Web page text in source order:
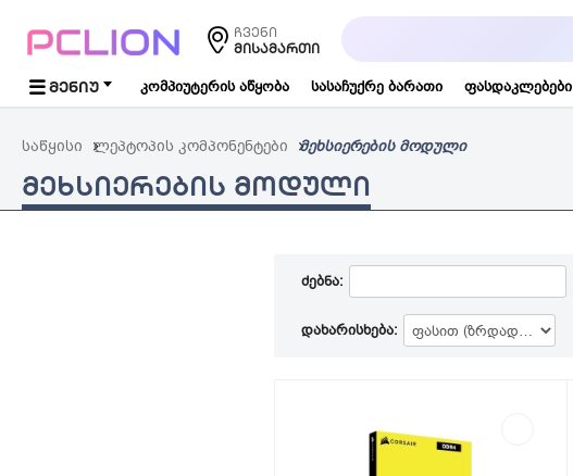
ჩვენი
ᲛᲘᲡᲐᲛᲐᲠᲗᲘ
ᲛᲔᲜᲘᲣ კომპიუტერის აწყობა სასაჩუქრე ბარათი ფასდაკლებები
საწყისი ლეპტოპის კომპონენტები მეხსიერების მოდული
ᲛᲔᲮᲡᲘᲔᲠᲔᲑᲘᲡ ᲛᲝᲓᲣᲚᲘ
ძებნა:
დახარისხება: